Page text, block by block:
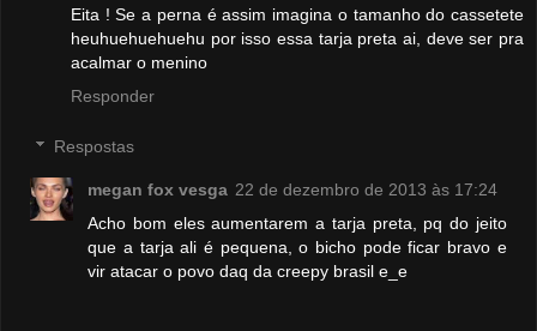
Eita ! Se a perna é assim imagina o tamanho do cassetete
heuhuehuehuehu por isso essa tarja preta ai, deve ser pra
acalmar o menino
Responder
Respostas
megan fox vesga 22 de dezembro de 2013 às 17:24
Acho bom eles aumentarem a tarja preta, pq do jeito
que a tarja ali é pequena, o bicho pode ficar bravo e
vir atacar o povo daq da creepy brasil e_e